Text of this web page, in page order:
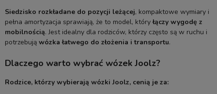
Siedzisko rozkładane do pozycji leżącej, kompaktowe wymiary i
pełna amortyzacja sprawiają, że to model, który łączy wygodę z
mobilnością. Jest idealny dla rodziców, którzy często są w ruchu i
potrzebują wózka łatwego do złożenia i transportu.
Dlaczego warto wybrać wózek Joolz?
Rodzice, którzy wybierają wózki Joolz, cenią je za: